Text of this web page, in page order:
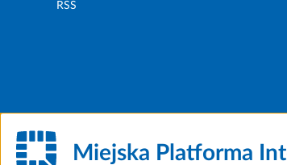
RSS
Miejska Platforma